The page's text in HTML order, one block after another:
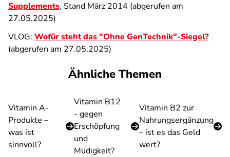
Supplements. Stand März 2014 (abgerufen am
27.05.2025)
VLOG: Wofür steht das "Ohne GenTechnik"-Siegel?
(abgerufen am 27.05.2025)
Ähnliche Themen
Vitamin A-
Produkte –
was ist
sinnvoll?
Vitamin B12
- gegen
Erschöpfung
und
Müdigkeit?
Vitamin B2 zur
Nahrungsergänzung
– ist es das Geld
wert?